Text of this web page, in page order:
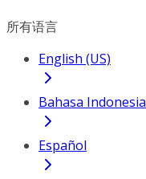
所有语言
English (US)
Bahasa Indonesia
Español